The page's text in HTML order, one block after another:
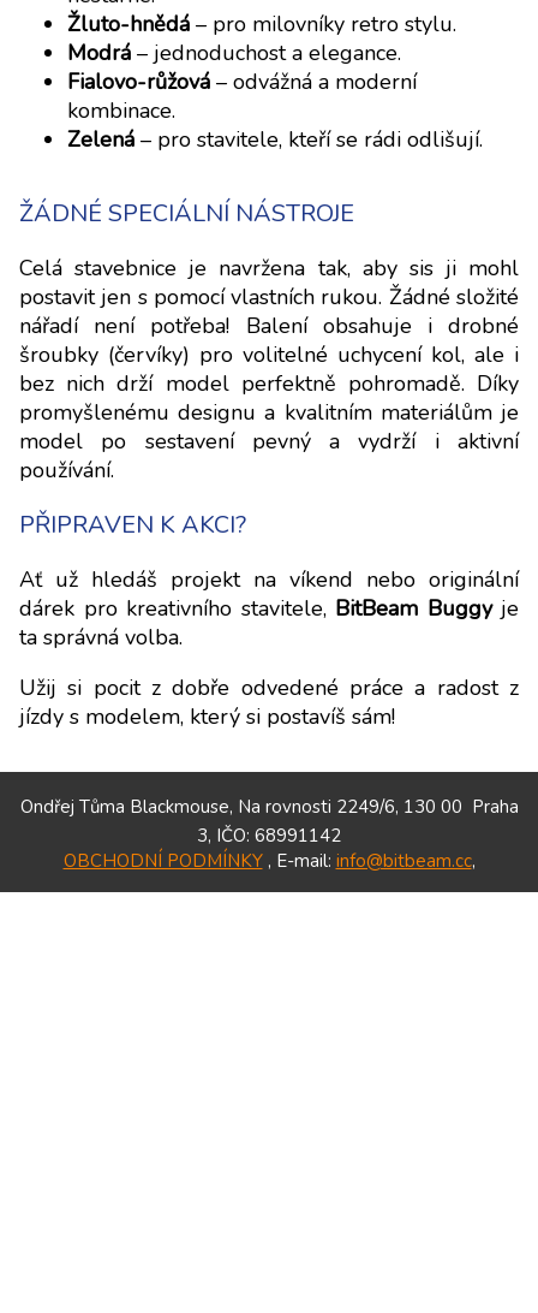
Žluto-hnědá – pro milovníky retro stylu.
Modrá – jednoduchost a elegance.
Fialovo-růžová – odvážná a moderní
kombinace.
Zelená – pro stavitele, kteří se rádi odlišují.
ŽÁDNÉ SPECIÁLNÍ NÁSTROJE
Celá stavebnice je navržena tak, aby sis ji mohl
postavit jen s pomocí vlastních rukou. Žádné složité
nářadí není potřeba! Balení obsahuje i drobné
šroubky (červíky) pro volitelné uchycení kol, ale i
bez nich drží model perfektně pohromadě. Díky
promyšlenému designu a kvalitním materiálům je
model po sestavení pevný a vydrží i aktivní
používání.
PŘIPRAVEN K AKCI?
Ať už hledáš projekt na víkend nebo originální
dárek pro kreativního stavitele, BitBeam Buggyje
ta správná volba.
Užij si pocit z dobře odvedené práce a radost z
jízdy s modelem, který si postavíš sám!
Ondřej Tůma Blackmouse, Na rovnosti 2249/6, 130 00 Praha
3, IČO: 68991142
OBCHODNÍ PODMÍNKY, E-mail: info@bitbeam.cc,